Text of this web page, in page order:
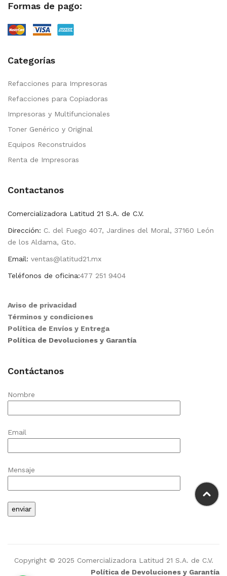
Formas de pago:
Categorías
Refacciones para Impresoras
Refacciones para Copiadoras
Impresoras y Multifuncionales
Toner Genérico y Original
Equipos Reconstruidos
Renta de Impresoras
Contactanos
Comercializadora Latitud 21 S.A. de C.V.
Dirección: C. del Fuego 407, Jardines del Moral, 37160 León
de los Aldama, Gto.
Email: ventas@latitud21.mx
Teléfonos de oficina:477 251 9404
Aviso de privacidad
Términos y condiciones
Política de Envíos y Entrega
Política de Devoluciones y Garantía
Contáctanos
Nombre
Email
Mensaje
Copyright © 2025 Comercializadora Latitud 21 S.A. de C.V.
Política de Devoluciones y Garantía